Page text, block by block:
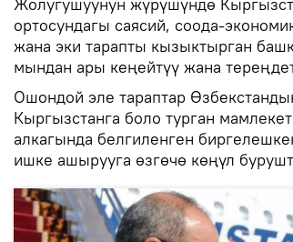
ортосундагы саясий, соода-
жана эки тарапты кызыктырган
мындан ары кеңейтүү жана
Ошондой эле тараптар
Кыргызстанга боло турган
алкагында белгиленген
ишке ашырууга өзгөчө көңүл